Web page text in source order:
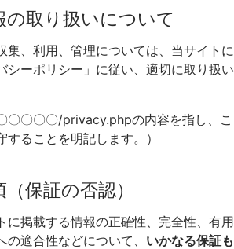
の取り扱いについて
集、利用、管理については、当サイトに
シーポリシー」に従い、適切に取り扱い
〇〇〇〇/privacy.phpの内容を指し、こ
ることを明記します。）
保証の否認）
に掲載する情報の正確性、完全性、有用
適合性などについて、 いかなる保証も